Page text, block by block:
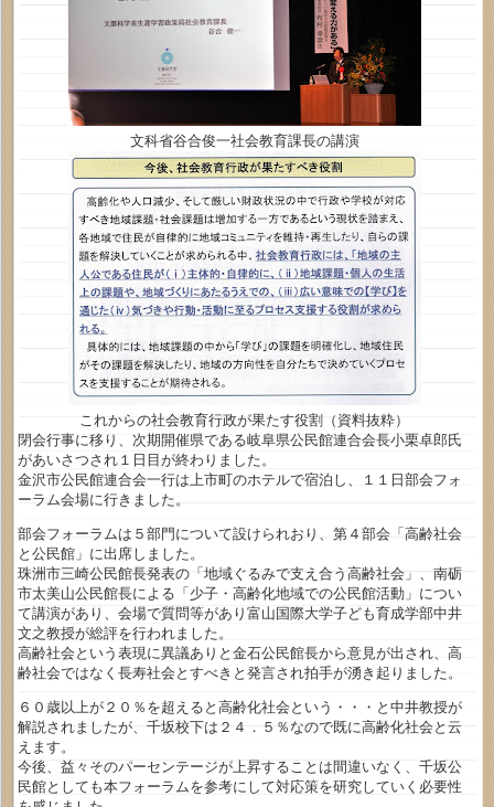
文科省谷合俊一社会教育課長の講演
これからの社会教育行政が果たす役割（資料抜粋）
閉会行事に移り、次期開催県である岐阜県公民館連合会長小栗卓郎氏
があいさつされ１日目が終わりました。
金沢市公民館連合会一行は上市町のホテルで宿泊し、１１日部会フォ
ーラム会場に行きました。
部会フォーラムは５部門について設けられおり、第４部会「高齢社会
と公民館」に出席しました。
珠洲市三崎公民館長発表の「地域ぐるみで支え合う高齢社会」、南砺
市太美山公民館長による「少子・高齢化地域での公民館活動」につい
て講演があり、会場で質問等があり富山国際大学子ども育成学部中井
文之教授が総評を行われました。
高齢社会という表現に異議ありと金石公民館長から意見が出され、高
齢社会ではなく長寿社会とすべきと発言され拍手が湧き起りました。
６０歳以上が２０％を超えると高齢化社会という・・・と中井教授が
解説されましたが、千坂校下は２４．５％なので既に高齢化社会と云
えます。
今後、益々そのパーセンテージが上昇することは間違いなく、千坂公
民館としても本フォーラムを参考にして対応策を研究していく必要性